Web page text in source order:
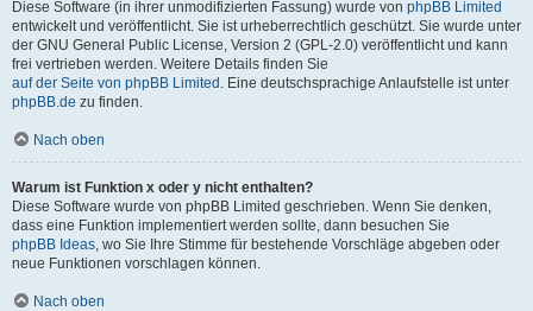
Diese Software (in ihrer unmodifizierten Fassung) wurde von phpBB Limited
entwickelt und veröffentlicht. Sie ist urheberrechtlich geschützt. Sie wurde unter
der GNU General Public License, Version 2 (GPL-2.0) veröffentlicht und kann
frei vertrieben werden. Weitere Details finden Sie
auf der Seite von phpBB Limited . Eine deutschsprachige Anlaufstelle ist unter
phpBB.de zu finden.
Nach oben
Warum ist Funktion x oder y nicht enthalten?
Diese Software wurde von phpBB Limited geschrieben. Wenn Sie denken,
dass eine Funktion implementiert werden sollte, dann besuchen Sie
phpBB Ideas, wo Sie Ihre Stimme für bestehende Vorschläge abgeben oder
neue Funktionen vorschlagen können.
Nach oben